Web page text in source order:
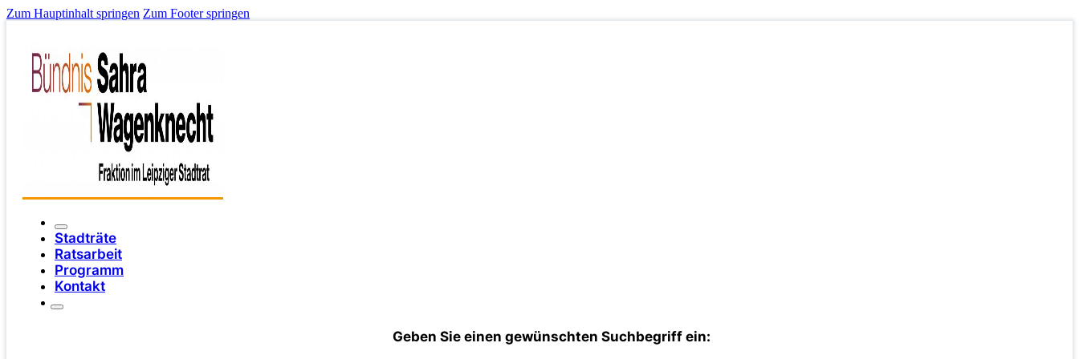
Zum Hauptinhalt springen Zum Footer springen
Stadträte
Ratsarbeit
Programm
Kontakt
Geben Sie einen gewünschten Suchbegriff ein: